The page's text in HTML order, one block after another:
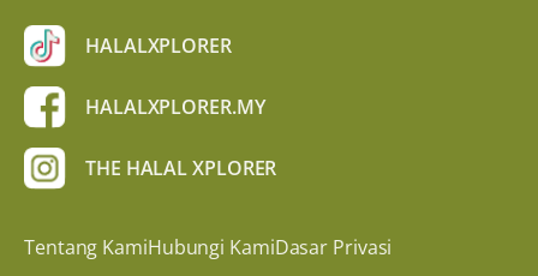
HALALXPLORER
HALALXPLORER.MY
THE HALAL XPLORER
Tentang KamiHubungi KamiDasar Privasi